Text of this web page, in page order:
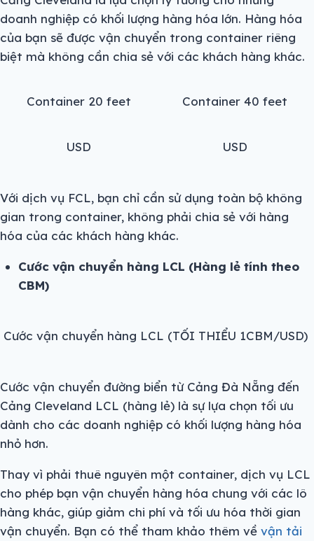
doanh nghiệp có khối lượng hàng hóa lớn. Hàng hóa
của bạn sẽ được vận chuyển trong container riêng
biệt mà không cần chia sẻ với các khách hàng khác.
Container 20 feet Container 40 feet
USD USD
Với dịch vụ FCL, bạn chỉ cần sử dụng toàn bộ không
gian trong container, không phải chia sẻ với hàng
hóa của các khách hàng khác.
Cước vận chuyển hàng LCL (Hàng lẻ tính theo
CBM)
Cước vận chuyển hàng LCL (TỐI THIỂU 1CBM/USD)
Cước vận chuyển đường biển từ Cảng Đà Nẵng đến
Cảng Cleveland LCL (hàng lẻ) là sự lựa chọn tối ưu
dành cho các doanh nghiệp có khối lượng hàng hóa
nhỏ hơn.
Thay vì phải thuê nguyên một container, dịch vụ LCL
cho phép bạn vận chuyển hàng hóa chung với các lô
hàng khác, giúp giảm chi phí và tối ưu hóa thời gian
vận chuyển. Bạn có thể tham khảo thêm về vận tải